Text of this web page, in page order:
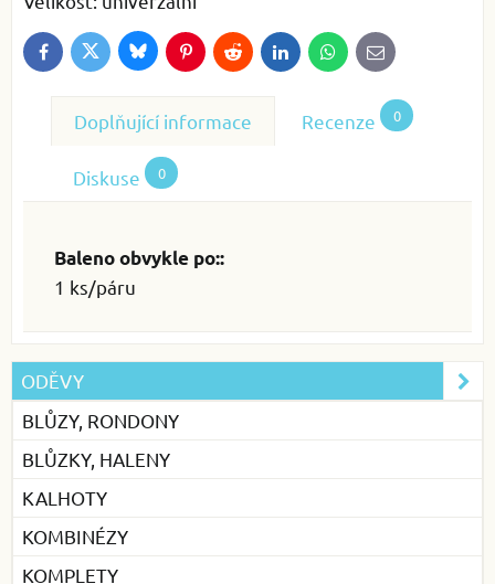
FacebookTwitterBlueskyPinterestReddit LinkedInWhatsApp
E-
mail
Doplňující informace Recenze 0
Diskuse 0
Baleno obvykle po::
1 ks/páru
ODĚVY
BLŮZY, RONDONY
BLŮZKY, HALENY
KALHOTY
KOMBINÉZY
KOMPLETY